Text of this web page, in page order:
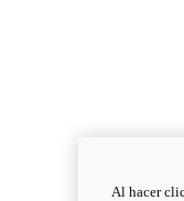
Al hacer